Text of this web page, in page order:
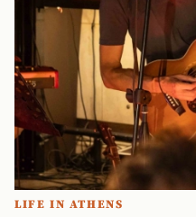
LIFE IN ATHENS